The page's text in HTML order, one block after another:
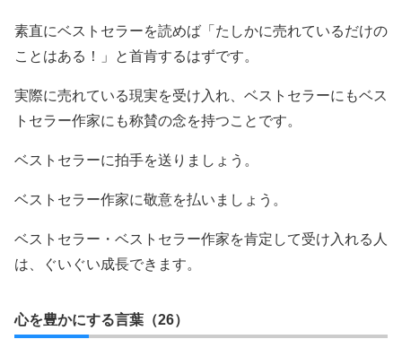
素直にベストセラーを読めば「たしかに売れているだけの
ことはある！」と首肯するはずです。
実際に売れている現実を受け入れ、ベストセラーにもベス
トセラー作家にも称賛の念を持つことです。
ベストセラーに拍手を送りましょう。
ベストセラー作家に敬意を払いましょう。
ベストセラー・ベストセラー作家を肯定して受け入れる人
は、ぐいぐい成長できます。
心を豊かにする言葉（26）